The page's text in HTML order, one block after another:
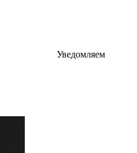
Уведомляем